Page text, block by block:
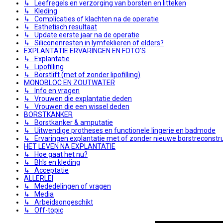
↳ Leefregels en verzorging van borsten en litteken
↳ Kleding
↳ Complicaties of klachten na de operatie
↳ Esthetisch resultaat
↳ Update eerste jaar na de operatie
↳ Siliconenresten in lymfeklieren of elders?
EXPLANTATIE ERVARINGEN EN FOTO'S
↳ Explantatie
↳ Lipofilling
↳ Borstlift (met of zonder lipofilling)
MONOBLOC EN ZOUTWATER
↳ Info en vragen
↳ Vrouwen die explantatie deden
↳ Vrouwen die een wissel deden
BORSTKANKER
↳ Borstkanker & amputatie
↳ Uitwendige protheses en functionele lingerie en badmode
↳ Ervaringen explantatie met of zonder nieuwe
HET LEVEN NA EXPLANTATIE
↳ Hoe gaat het nu?
↳ Bh's en kleding
↳ Acceptatie
ALLERLEI
↳ Mededelingen of vragen
↳ Media
↳ Arbeidsongeschikt
↳ Off-topic